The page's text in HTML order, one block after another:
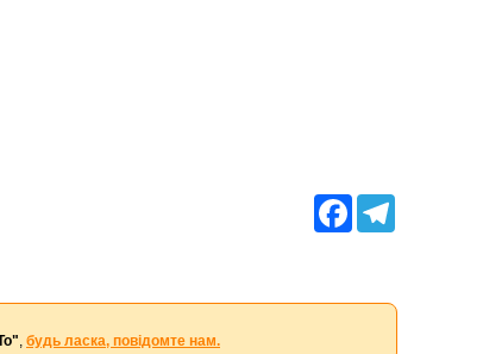
Facebook
, будь ласка, повідомте нам.